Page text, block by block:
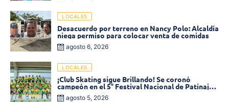
LOCALES
Desacuerdo por terreno en Nancy Polo: Alcaldía
niega permiso para colocar venta de comidas
agosto 6, 2026
LOCALES
¡Club Skating sigue Brillando! Se coronó
campeón en el 5° Festival Nacional de Patinaje
«Soledad sobre Ruedas»
agosto 5, 2026